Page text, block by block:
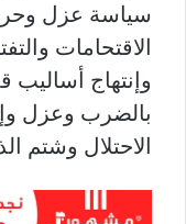
سياسة عزل
الاقتحامات
وإنتهاج أساليب
بالضرب وعزل
الاحتلال وشتم